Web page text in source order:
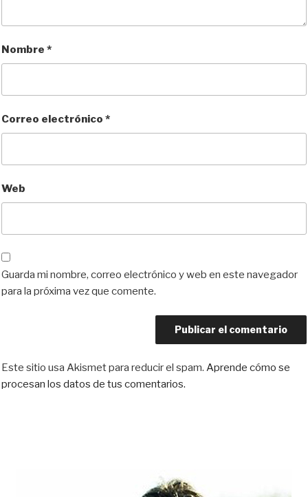
Nombre *
Correo electrónico *
Web
Guarda mi nombre, correo electrónico y web en este navegador
para la próxima vez que comente.
Este sitio usa Akismet para reducir el spam. Aprende cómo se
procesan los datos de tus comentarios.